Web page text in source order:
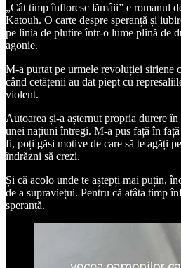
„Cât timp înfloresc lămâii” e romanul
Katouh. O carte despre speranță și
pe linia de plutire într-o lume plină de
agonie.
M-a purtat pe urmele revoluției siriene
când cetățenii au dat piept cu
violent.
Autoarea și-a așternut propria durere
unei națiuni întregi. M-a pus față în
fi, poți găsi motive de care să te agăți
îndrăzni să crezi.
Și că acolo unde te aștepți mai puțin,
de a supraviețui. Pentru că atâta timp
speranță.